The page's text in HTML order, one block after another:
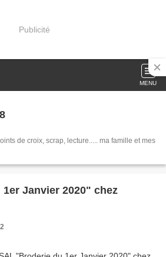
Publicité
MENU
de croix, scrap, lecture..... ma famille et mes
Janvier 2020" chez